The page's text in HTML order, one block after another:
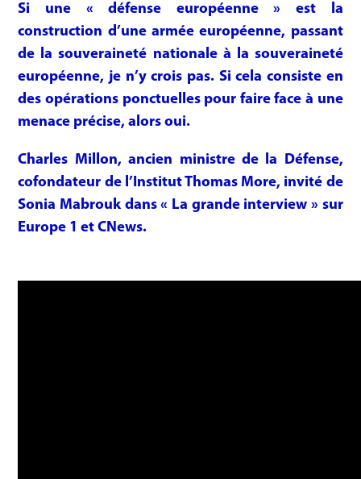
Si une « défense européenne » est la
construction d’une armée européenne, passant
de la souveraineté nationale à la souveraineté
européenne, je n’y crois pas. Si cela consiste en
des opérations ponctuelles pour faire face à une
menace précise, alors oui.
Charles Millon, ancien ministre de la Défense,
cofondateur de l’Institut Thomas More, invité de
Sonia Mabrouk dans « La grande interview » sur
Europe 1 et CNews.